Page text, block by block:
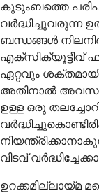
കുടുംബത്തെ
വർദ്ധിച്ചുവരുന്ന
ബന്ധങ്ങൾ
എക്സിക്യൂട്ടീവ്
ഏറ്റവും
അതിനാൽ അവസ്ഥ
ഉള്ള ഒരു
വിടവ്
ഉറക്കമില്ലായ്മ